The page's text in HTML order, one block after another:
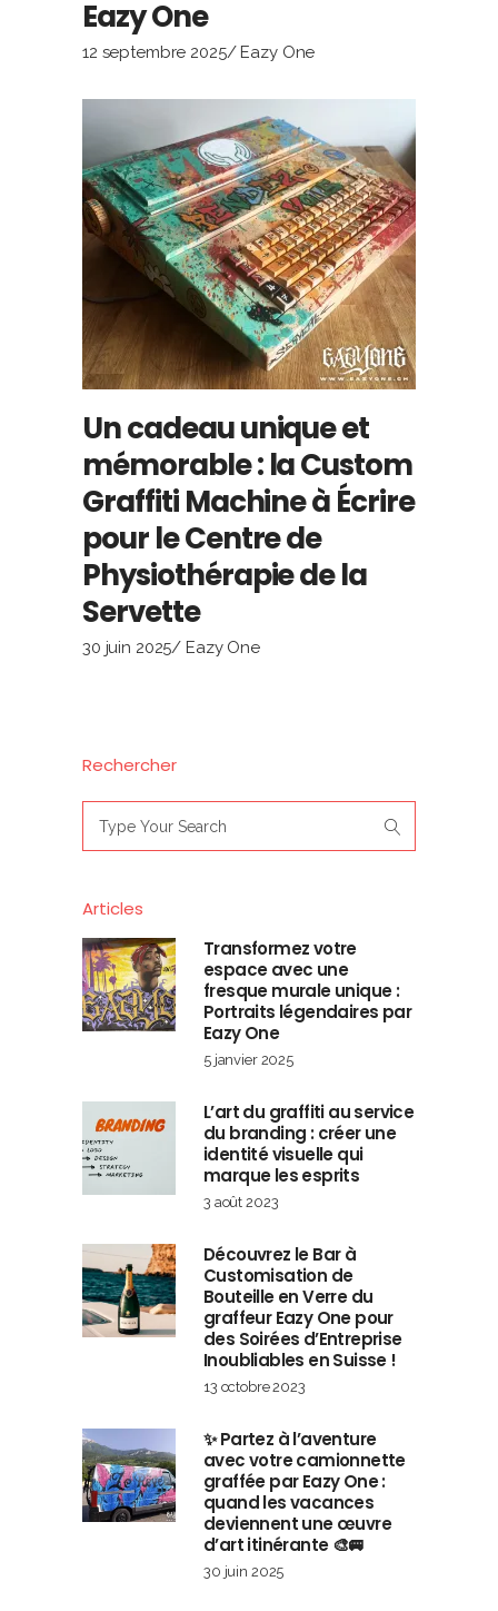
Eazy One
12 septembre 2025 Eazy One
Un cadeau unique et
mémorable : la Custom
Graffiti Machine à Écrire
pour le Centre de
Physiothérapie de la
Servette
30 juin 2025 Eazy One
Rechercher
for:
Articles
Transformez votre
espace avec une
fresque murale unique :
Portraits légendaires par
Eazy One
5 janvier 2025
L’art du graffiti au service
du branding : créer une
identité visuelle qui
marque les esprits
3 août 2023
Découvrez le Bar à
Customisation de
Bouteille en Verre du
graffeur Eazy One pour
des Soirées d’Entreprise
Inoubliables en Suisse !
13 octobre 2023
✨ Partez à l’aventure
avec votre camionnette
graffée par Eazy One :
quand les vacances
deviennent une œuvre
d’art itinérante 🎨🚐
30 juin 2025